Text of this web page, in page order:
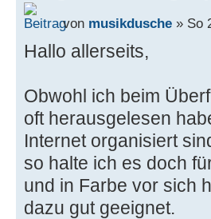
von musikdusche » So
Hallo allerseits,
Obwohl ich beim
oft herausgelesen
Internet organisiert
so halte ich es doch
und in Farbe vor sich
dazu gut geeignet.